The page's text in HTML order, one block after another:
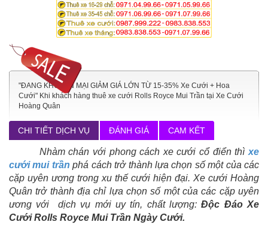
"ĐANG KHUYẾN MẠI GIẢM GIÁ LỚN TỪ 15-35% Xe Cưới + Hoa
Cưới" Khi khách hàng thuê xe cưới Rolls Royce Mui Trần tại Xe Cưới
Hoàng Quân
CHI TIẾT DỊCH VỤ ĐÁNH GIÁ CAM KẾT
Nhàm chán với phong cách xe cưới cổ điển thì xe
cưới mui trần phá cách trở thành lựa chọn số một của các
cặp uyên ương trong xu thế cưới hiện đại. Xe cưới Hoàng
Quân trở thành địa chỉ lựa chọn số một của các cặp uyên
ương với dịch vụ mới uy tín, chất lượng:Độc Đáo Xe
Cưới Rolls Royce Mui Trần Ngày Cưới.